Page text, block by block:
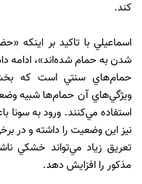
کند.
اسماعيلي با تاکيد بر اينکه
شدن به حمام شده‌اند»، ادامه
حمام‌هاي سنتي است که
ويژگي‌هاي آن حمام‌ها شبيه
استفاده مي‌کنند. ورود به
نيز اين وضعيت را داشته و در
تعريق زياد مي‌تواند خشکي
مذکور را افزايش دهد.